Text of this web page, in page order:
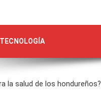
la salud de los hondureños?